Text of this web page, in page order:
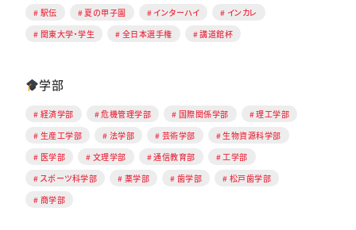
駅伝 夏の甲子園 インターハイ
インカレ
関東大学・学生
全日本選手権 講道館杯
学部
経済学部 危機管理学部 国際関係学部
理工学部
生産工学部
法学部 芸術学部
生物資源科学部
医学部
文理学部 通信教育部
工学部
スポーツ科学部
薬学部 歯学部
松戸歯学部
商学部